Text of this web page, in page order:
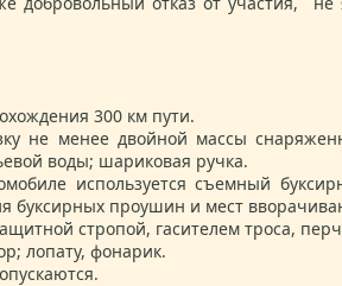
300 км пути.
не менее двойной массы
воды; шариковая ручка.
используется съемный
буксирных проушин и мест
стропой, гасителем троса,
лопату, фонарик.